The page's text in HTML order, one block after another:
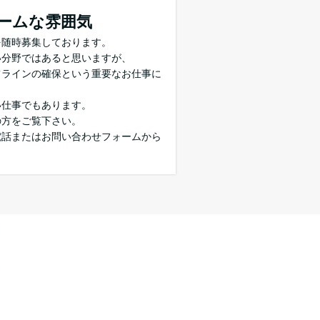
ムな雰囲気
時募集しております。
野ではあると思いますが、
インの確保という重要なお仕事に
事でもあります。
をご覧下さい。
またはお問い合わせフォームから